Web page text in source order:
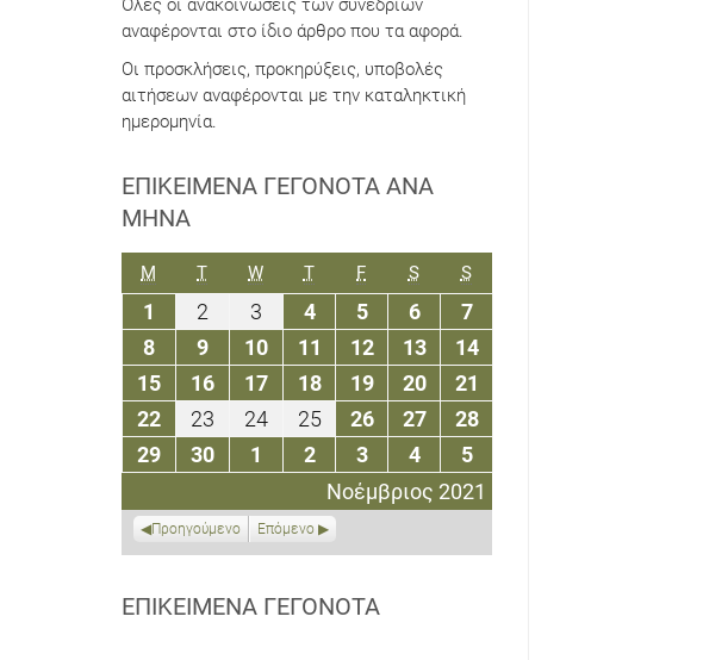
Όλες οι ανακοινώσεις των συνεδρίων
αναφέρονται στο ίδιο άρθρο που τα αφορά.
Οι προσκλήσεις, προκηρύξεις, υποβολές
αιτήσεων αναφέρονται με την καταληκτική
ημερομηνία.
ΕΠΙΚΕΊΜΕΝΑ ΓΕΓΟΝΌΤΑ ΑΝΆ
ΜΉΝΑ
Νοέμβριος 2021
M ΔΕΥΤΈΡΑ
TΤΡΊΤΗWΤΕΤΆΡΤΗ
TΠΈΜΠΤΗ
FΠΑΡΑΣΚΕΥΉ
SΣΆΒΒΑΤΟ
SΚΥΡΙΑΚΉ
1
Νοεμβρίου
2021
2
Νοεμβρίου
2021
3
Νοεμβρίου
2021
44
Νοεμβρίου
2021
55
Νοεμβρίου
2021
66
Νοεμβρίου
2021
77
Νοεμβρίου
2021
88
Νοεμβρίου
2021
99
Νοεμβρίου
2021
1010
Νοεμβρίου
2021
11
Νοεμβρίου
2021
1212
Νοεμβρίου
2021
1313
Νοεμβρίου
2021
1414
Νοεμβρίου
2021
1515
Νοεμβρίου
2021
1616
Νοεμβρίου
2021
1717
Νοεμβρίου
2021
1818
Νοεμβρίου
2021
1919
Νοεμβρίου
2021
2020
Νοεμβρίου
2021
21
Νοεμβρίου
2021
2222
Νοεμβρίου
2021
23
Νοεμβρίου
2021
2424
Νοεμβρίου
2021
2525
Νοεμβρίου
2021
2626
Νοεμβρίου
2021
2727
Νοεμβρίου
2021
2828
Νοεμβρίου
2021
2929
Νοεμβρίου
3030
Νοεμβρίου
1
Δεκεμβρίου
22
Δεκεμβρίου
2021
33
Δεκεμβρίου
2021
44
Δεκεμβρίου
2021
55
Δεκεμβρίου
2021
Προηγούμενο Επόμενο
ΕΠΙΚΕΊΜΕΝΑ ΓΕΓΟΝΌΤΑ